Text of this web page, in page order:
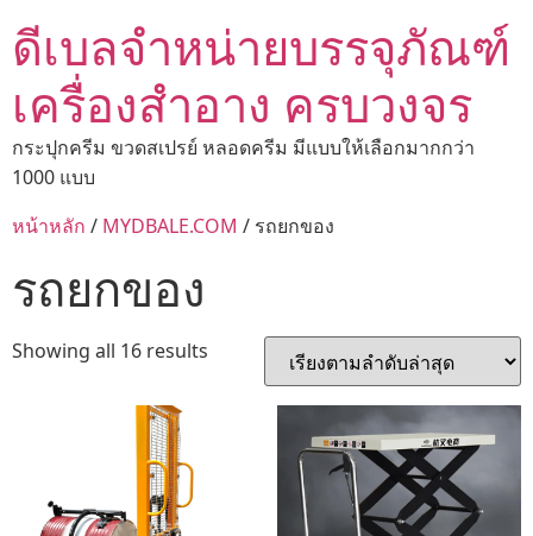
ดีเบลจำหน่ายบรรจุภัณฑ์
เครื่องสำอาง ครบวงจร
กระปุกครีม ขวดสเปรย์ หลอดครีม มีแบบให้เลือกมากกว่า
1000 แบบ
หน้าหลัก / MYDBALE.COM / รถยกของ
รถยกของ
Showing all 16 results